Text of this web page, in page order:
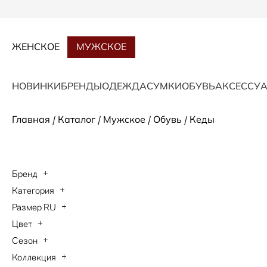
ЖЕНСКОЕ МУЖСКОЕ
НОВИНКИБРЕНДЫОДЕЖДАСУМКИОБУВЬ
Главная / Каталог / Мужское / Обувь / Кеды
Бренд
BOGNER
HUGO BOSS
Paul Shark
Категория
Кеды
Размер RU
39
40
Цвет
бежевый
Сезон
Весна-Лето 2026
Коллекция